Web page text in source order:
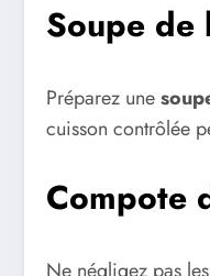
Soupe de
Préparez une
cuisson contrôlée
Compote
Ne négligez pas